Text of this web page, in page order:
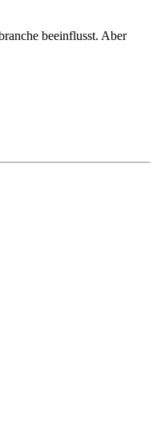
beeinflusst. Aber